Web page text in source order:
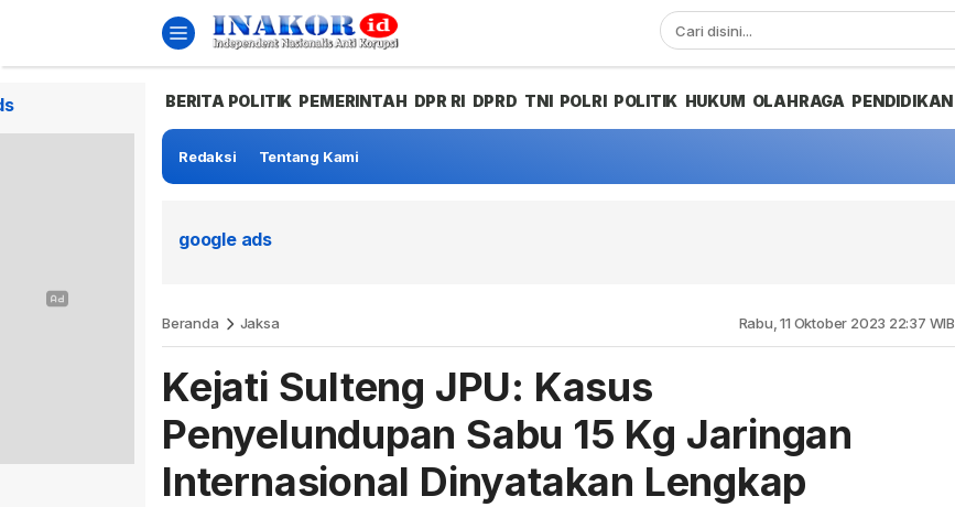
BERITA POLITIK PEMERINTAH DPR RI DPRD TNI POLRI POLITIK HUKUM OLAHRAGA PENDIDIKAN
Redaksi Tentang Kami
google ads
Beranda Jaksa Rabu, 11 Oktober 2023 22:37 WIB
Kejati Sulteng JPU: Kasus
Penyelundupan Sabu 15 Kg Jaringan
Internasional Dinyatakan Lengkap